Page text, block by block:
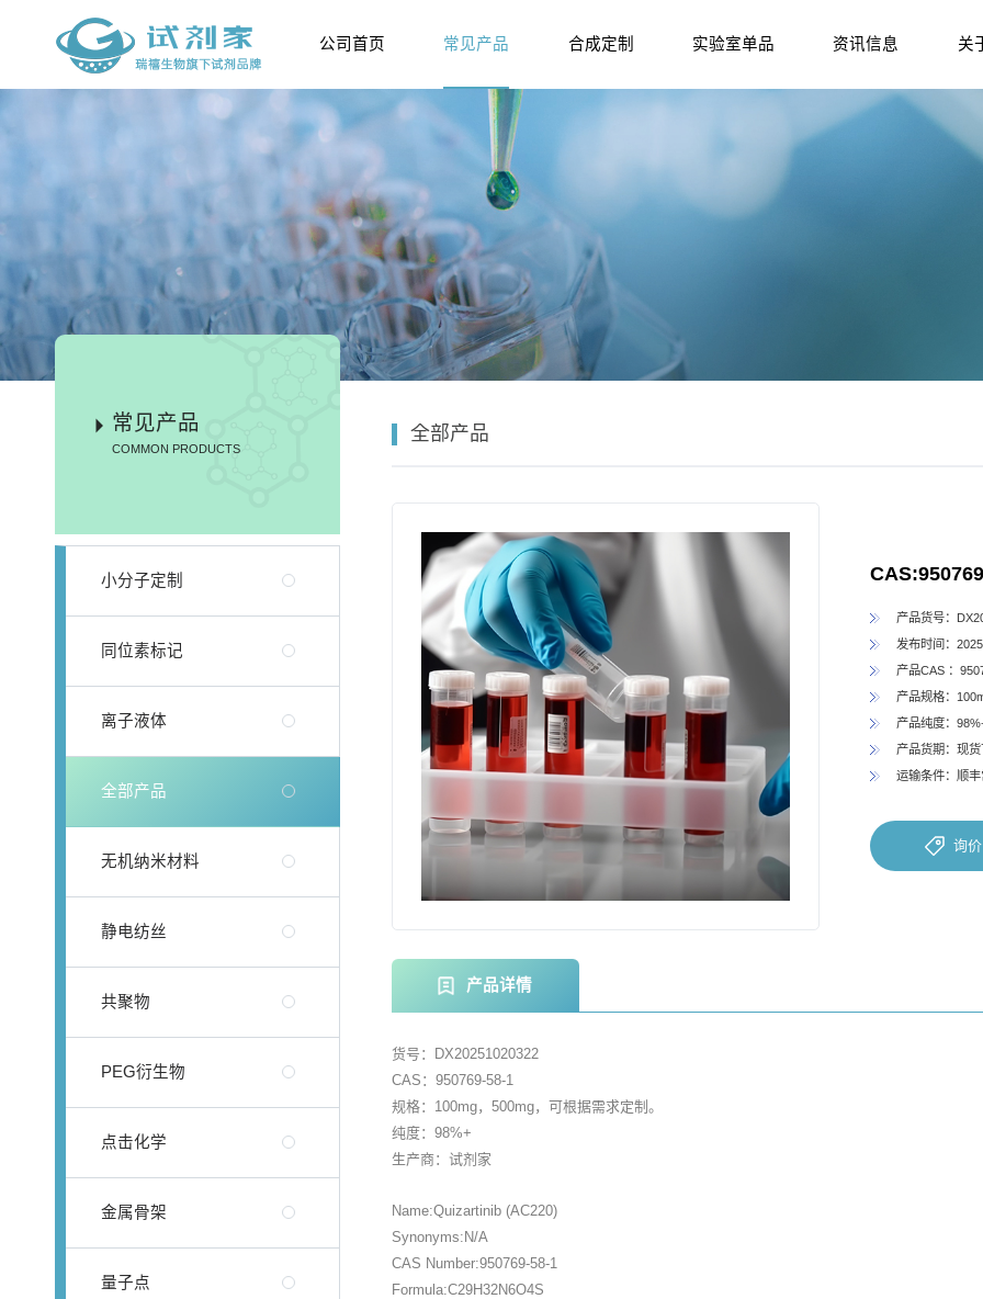
公司首页 常见产品 合成定制 实验室单品 资讯信息 关
常见产品
COMMON PRODUCTS
小分子定制
同位素标记
离子液体
全部产品
无机纳米材料
静电纺丝
共聚物
PEG衍生物
点击化学
金属骨架
量子点
全部产品
产品货号：
发布时间：
产品CAS ：
产品规格：
产品纯度：
产品货期：现
运输条件：顺
询价
产品详情
货号：DX20251020322
CAS：950769-58-1
规格：100mg，500mg，可根据需求定制。
纯度：98%+
生产商：试剂家
Name:Quizartinib (AC220)
Synonyms:N/A
CAS Number:950769-58-1
Formula:C29H32N6O4S